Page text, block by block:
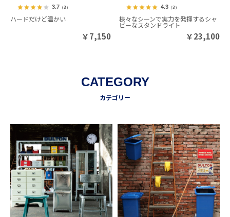
3.7（3）
ハードだけど温かい
￥7,150
4.3 （3）
様々なシーンで実力を発揮するシャ
ビーなスタンドライト
￥23,100
CATEGORY
カテゴリー